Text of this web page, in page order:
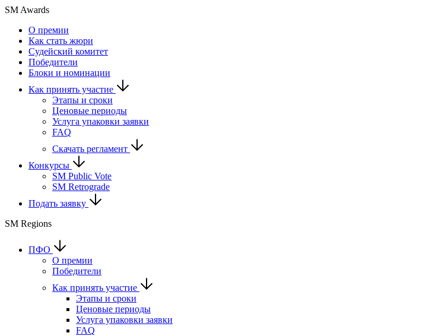
SM Awards
О премии
Как стать жюри
Судейский комитет
Победители
Блоки и номинации
Как принять участие
Этапы и сроки
Ценовые периоды
Услуга упаковки заявки
FAQ
Скачать регламент
Конкурсы
SM Public Vote
SM Retrograde
Подать заявку
SM Regions
ПФО
О премии
Победители
Как принять участие
Этапы и сроки
Ценовые периоды
Услуга упаковки заявки
FAQ